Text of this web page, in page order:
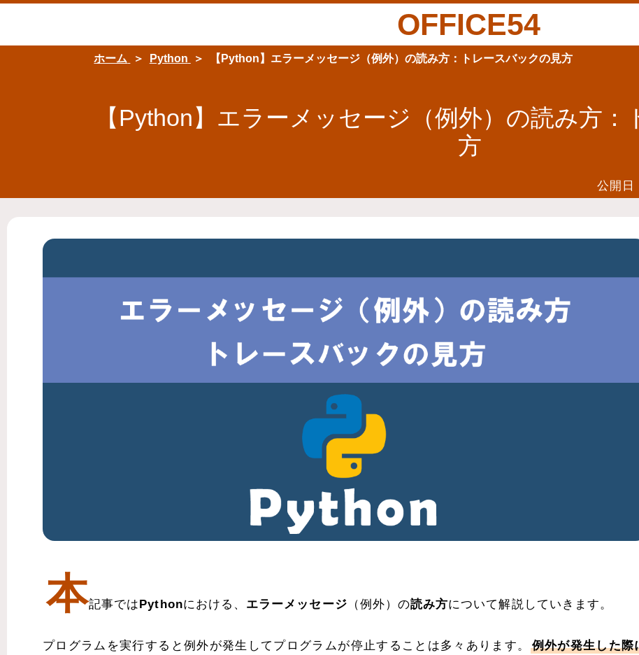
OFFICE54
ホーム Python 【Python】エラーメッセージ（例外）の読み方：トレースバックの見方
【Python】エラーメッセージ（例外）の読み方
方
公開日
本記事ではPythonにおける、 エラーメッセージ （例外）の読み方について解説していきます。
プログラムを実行すると例外が発生してプログラムが停止することは多々あります。
例外が発生した際